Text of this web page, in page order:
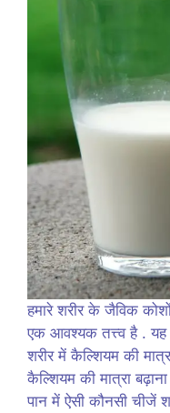
हमारे शरीर के जैविक
एक आवश्यक तत्त्व है . यह
शरीर में कैल्शियम की
कैल्शियम की मात्रा
पान में ऐसी कौनसी